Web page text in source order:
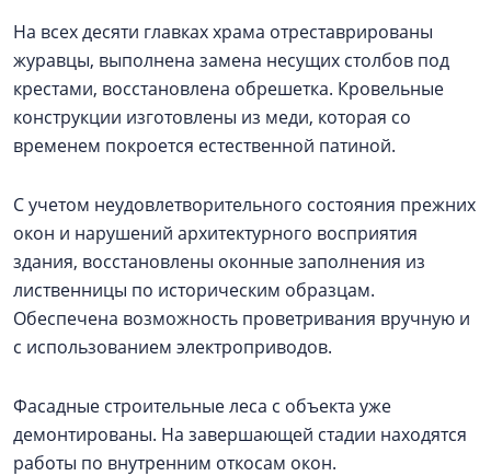
На всех десяти главках храма отреставрированы
журавцы, выполнена замена несущих столбов под
крестами, восстановлена обрешетка. Кровельные
конструкции изготовлены из меди, которая со
временем покроется естественной патиной.
С учетом неудовлетворительного состояния прежних
окон и нарушений архитектурного восприятия
здания, восстановлены оконные заполнения из
лиственницы по историческим образцам.
Обеспечена возможность проветривания вручную и
с использованием электроприводов.
Фасадные строительные леса с объекта уже
демонтированы. На завершающей стадии находятся
работы по внутренним откосам окон.